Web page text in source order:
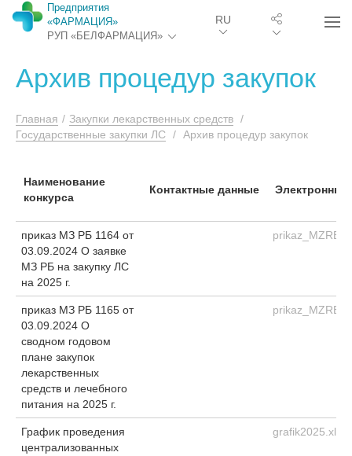
Предприятия
«ФАРМАЦИЯ»
РУП «БЕЛФАРМАЦИЯ»
RU
Архив процедур закупок
Главная / Закупки лекарственных средств /
Государственные закупки ЛС
/ Архив процедур закупок
Наименование
конкурса
Контактные данные
приказ МЗ РБ 1164 от
03.09.2024 О заявке
МЗ РБ на закупку ЛС
на 2025 г.
приказ МЗ РБ 1165 от
03.09.2024 О
сводном годовом
плане закупок
лекарственных
средств и лечебного
питания на 2025 г.
График проведения
централизованных
grafik2025.xlsx